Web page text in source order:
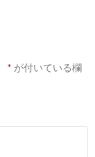
* が付いている欄